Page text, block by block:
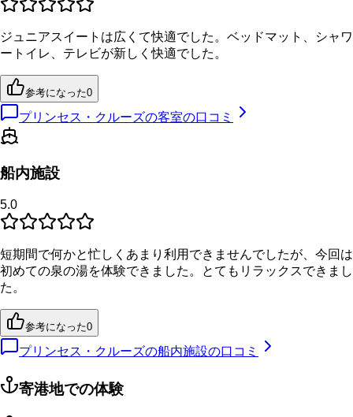
ジュニアスイートは広くて快適でした。ベッドマット、シャワ
ートイレ、テレビが新しく快適でした。
参考になった0
プリンセス・クルーズの客室の口コミ
船内施設
5.0
短期間で何かと忙しくあまり利用できませんでしたが、今回は
初めての泉の湯を体験できました。とてもリラックスできまし
た。
参考になった0
プリンセス・クルーズの船内施設の口コミ
寄港地での体験